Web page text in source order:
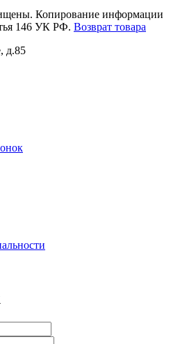
Копирование информации
146 УК РФ. Возврат товара
д.85